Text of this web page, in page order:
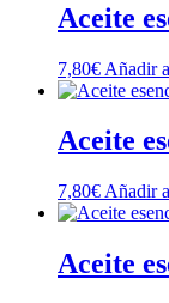
Aceite
7,80€ Añadir
Aceite
7,80€ Añadir
Aceite